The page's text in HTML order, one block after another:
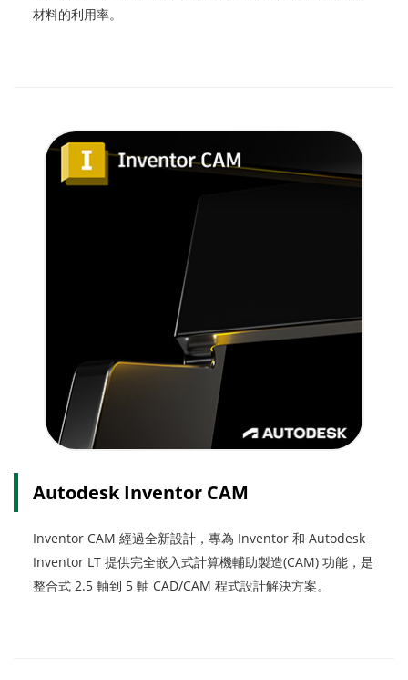
材料的利用率。
Autodesk Inventor CAM
Inventor CAM 經過全新設計，專為 Inventor 和 Autodesk
Inventor LT 提供完全嵌入式計算機輔助製造(CAM) 功能，是
整合式 2.5 軸到 5 軸 CAD/CAM 程式設計解決方案。